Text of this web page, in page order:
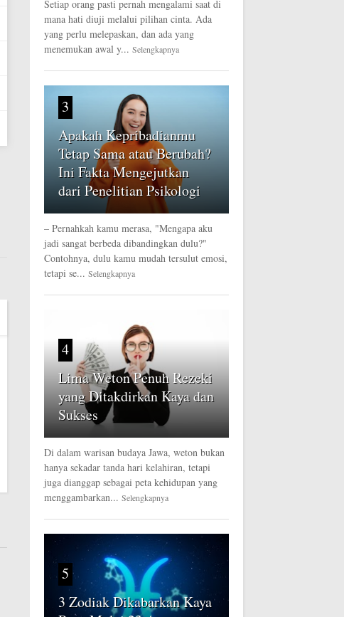
Setiap orang pasti pernah mengalami saat di
mana hati diuji melalui pilihan cinta. Ada
yang perlu melepaskan, dan ada yang
menemukan awal y... Selengkapnya
3
Apakah Kepribadianmu
Tetap Sama atau Berubah?
Ini Fakta Mengejutkan
dari Penelitian Psikologi
– Pernahkah kamu merasa, "Mengapa aku
jadi sangat berbeda dibandingkan dulu?"
Contohnya, dulu kamu mudah tersulut emosi,
tetapi se... Selengkapnya
4
Lima Weton Penuh Rezeki
yang Ditakdirkan Kaya dan
Sukses
Di dalam warisan budaya Jawa, weton bukan
hanya sekadar tanda hari kelahiran, tetapi
juga dianggap sebagai peta kehidupan yang
menggambarkan... Selengkapnya
5
3 Zodiak Dikabarkan Kaya